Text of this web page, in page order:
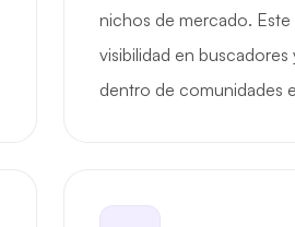
nichos de mercado.
visibilidad en
dentro de comunidades